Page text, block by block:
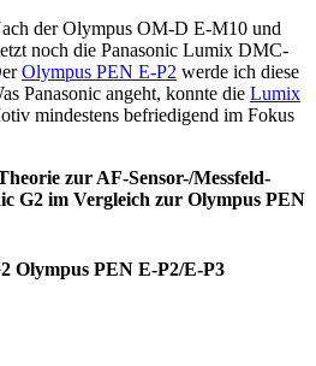
der Olympus OM-D E-M10 und
noch die Panasonic Lumix DMC-
Olympus PEN E-P2 werde ich diese
Panasonic angeht, konnte die Lumix
mindestens befriedigend im Fokus
zur AF-Sensor-/Messfeld-
G2 im Vergleich zur Olympus PEN
Olympus PEN E-P2/E-P3